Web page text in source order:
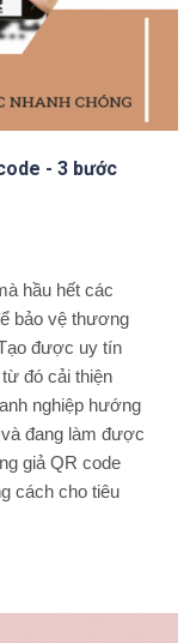
- 3 bước
hầu hết các
bảo vệ thương
được uy tín
đó cải thiện
nghiệp hướng
đang làm được
giả QR code
cách cho tiêu